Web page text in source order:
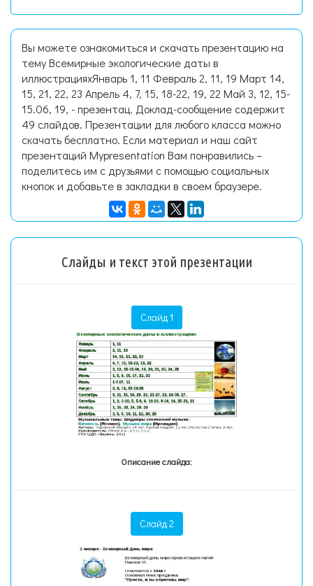
Вы можете ознакомиться и скачать презентацию на
тему Всемирные экологические даты в
иллюстрацияхЯнварь 1, 11 Февраль 2, 11, 19 Март 14,
15, 21, 22, 23 Апрель 4, 7, 15, 18-22, 19, 22 Май 3, 12, 15-
15.06, 19, - презентац. Доклад-сообщение содержит
49 слайдов. Презентации для любого класса можно
скачать бесплатно. Если материал и наш сайт
презентаций Mypresentation Вам понравились –
поделитесь им с друзьями с помощью социальных
кнопок и добавьте в закладки в своем браузере.
Слайды и текст этой презентации
Слайд 1
Описание слайда:
Слайд 2